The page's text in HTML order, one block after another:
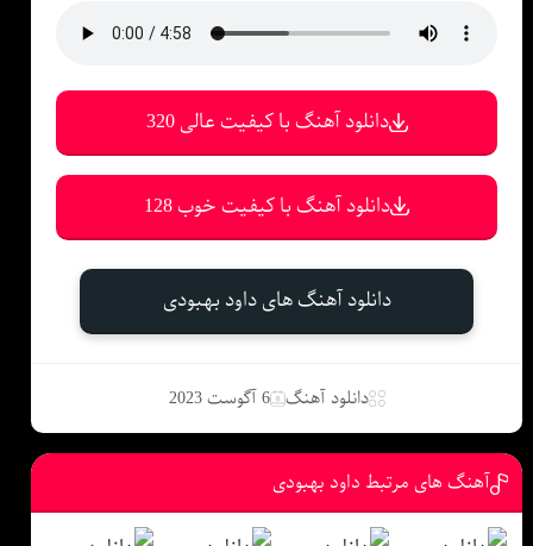
دانلود آهنگ با کیفیت عالی 320
دانلود آهنگ با کیفیت خوب 128
دانلود آهنگ های داود بهبودی
دانلود آهنگ 6 آگوست 2023
آهنگ های مرتبط داود بهبودی